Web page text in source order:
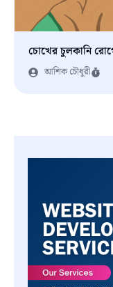
চোখের চুলকানি
আশিক চৌধুরী